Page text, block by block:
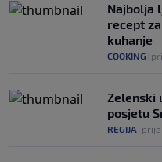
Najbolja
recept
kuhanje
COOKING
Zelenski
posjetu
REGIJA prije